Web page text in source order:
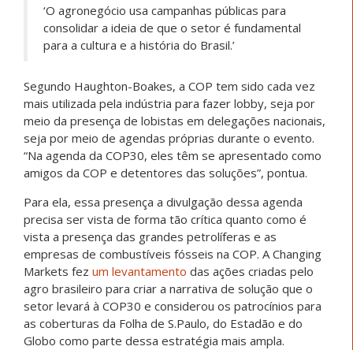
‘O agronegócio usa campanhas públicas para
consolidar a ideia de que o setor é fundamental
para a cultura e a história do Brasil.’
Segundo Haughton-Boakes, a COP tem sido cada vez
mais utilizada pela indústria para fazer lobby, seja por
meio da presença de lobistas em delegações nacionais,
seja por meio de agendas próprias durante o evento.
“Na agenda da COP30, eles têm se apresentado como
amigos da COP e detentores das soluções”, pontua.
Para ela, essa presença a divulgação dessa agenda
precisa ser vista de forma tão crítica quanto como é
vista a presença das grandes petrolíferas e as
empresas de combustíveis fósseis na COP. A Changing
Markets fez um levantamento das ações criadas pelo
agro brasileiro para criar a narrativa de solução que o
setor levará à COP30 e considerou os patrocínios para
as coberturas da Folha de S.Paulo, do Estadão e do
Globo como parte dessa estratégia mais ampla.